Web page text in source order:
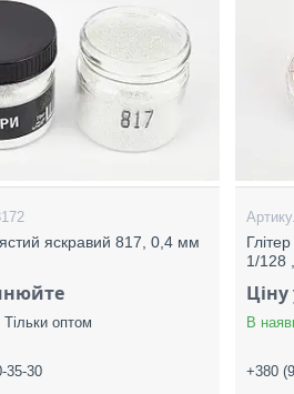
яскравий 817, 0,4 мм
Тільки оптом
35-30
1/128
В
+380